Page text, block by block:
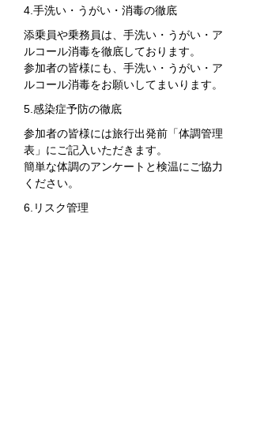
4.手洗い・うがい・消毒の徹底
添乗員や乗務員は、手洗い・うがい・ア
ルコール消毒を徹底しております。
参加者の皆様にも、手洗い・うがい・ア
ルコール消毒をお願いしてまいります。
5.感染症予防の徹底
参加者の皆様には旅行出発前「体調管理
表」にご記入いただきます。
​簡単な体調のアンケートと検温にご協力
ください。
6.リスク管理